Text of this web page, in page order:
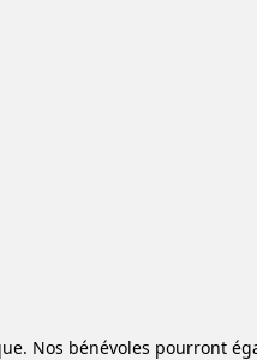
Nos bénévoles pourront